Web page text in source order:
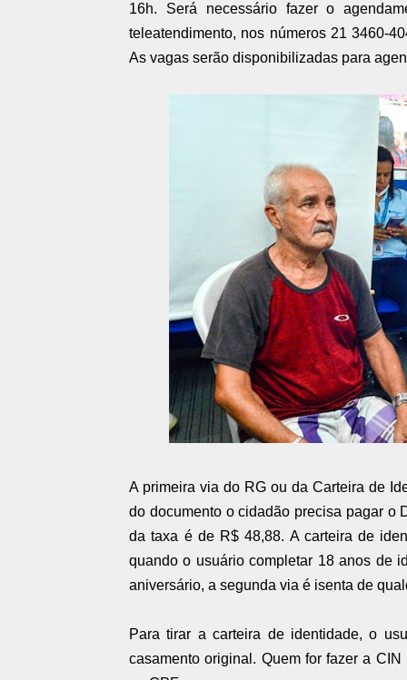
16h. Será necessário fazer o
teleatendimento, nos números 21 3460-
As vagas serão disponibilizadas para
A primeira via do RG ou da Carteira de
do documento o cidadão precisa pagar o
da taxa é de R$ 48,88. A carteira de
quando o usuário completar 18 anos de
aniversário, a segunda via é isenta de
Para tirar a carteira de identidade, o
casamento original. Quem for fazer a